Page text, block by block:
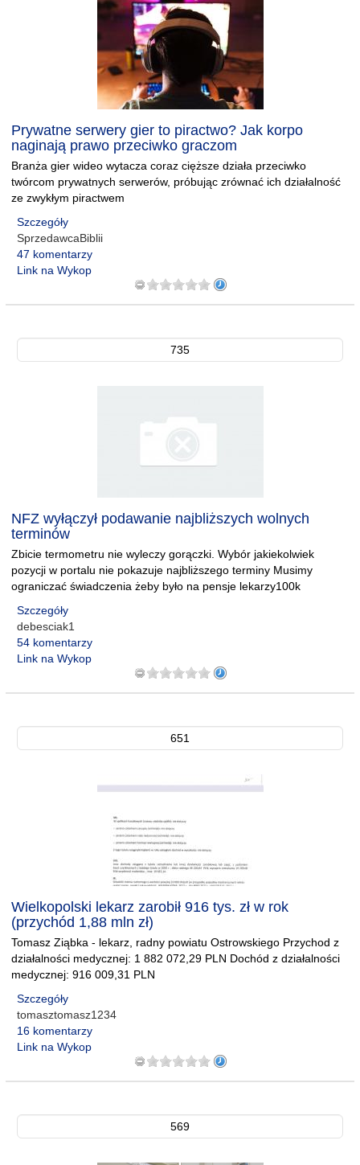
Prywatne serwery gier to piractwo? Jak korpo
naginają prawo przeciwko graczom
Branża gier wideo wytacza coraz cięższe działa przeciwko
twórcom prywatnych serwerów, próbując zrównać ich działalność
ze zwykłym piractwem
Szczegóły
SprzedawcaBiblii
47 komentarzy
Link na Wykop
735
NFZ wyłączył podawanie najbliższych wolnych
terminów
Zbicie termometru nie wyleczy gorączki. Wybór jakiekolwiek
pozycji w portalu nie pokazuje najbliższego terminy Musimy
ograniczać świadczenia żeby było na pensje lekarzy100k
Szczegóły
debesciak1
54 komentarzy
Link na Wykop
651
Wielkopolski lekarz zarobił 916 tys. zł w rok
(przychód 1,88 mln zł)
Tomasz Ziąbka - lekarz, radny powiatu Ostrowskiego Przychod z
działalności medycznej: 1 882 072,29 PLN Dochód z działalności
medycznej: 916 009,31 PLN
Szczegóły
tomasztomasz1234
16 komentarzy
Link na Wykop
569